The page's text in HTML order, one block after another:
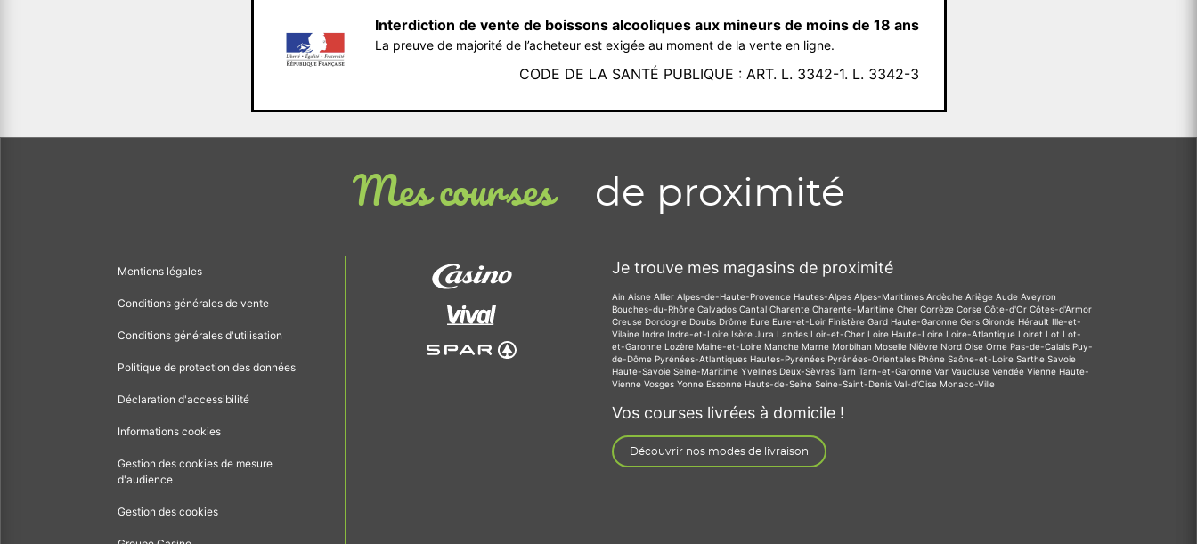
Interdiction de vente de boissons alcooliques aux mineurs de moins de 18 ans
La preuve de majorité de l’acheteur est exigée au moment de la vente en ligne.
CODE DE LA SANTÉ PUBLIQUE : ART. L. 3342-1. L. 3342-3
Mes courses de proximité
Mentions légales
Conditions générales de vente
Conditions générales d'utilisation
Politique de protection des données
Déclaration d'accessibilité
Informations cookies
Gestion des cookies de mesure
d'audience
Gestion des cookies
Je trouve mes magasins de proximité
Ain Aisne Allier Alpes-de-Haute-Provence Hautes-Alpes Alpes-Maritimes Ardèche Ariège Aude Aveyron
Bouches-du-Rhône Calvados Cantal Charente Charente-Maritime Cher Corrèze Corse Côte-d'Or Côtes-d'Armor
Creuse Dordogne Doubs Drôme Eure Eure-et-Loir Finistère Gard Haute-Garonne Gers Gironde Hérault Ille-et-
Vilaine Indre Indre-et-Loire Isère Jura Landes Loir-et-Cher Loire Haute-Loire Loire-Atlantique Loiret Lot Lot-
et-Garonne Lozère Maine-et-Loire Manche Marne Morbihan Moselle Nièvre Nord Oise Orne Pas-de-Calais Puy-
de-Dôme Pyrénées-Atlantiques Hautes-Pyrénées Pyrénées-Orientales Rhône Saône-et-Loire Sarthe Savoie
Haute-Savoie Seine-Maritime Yvelines Deux-Sèvres Tarn Tarn-et-Garonne Var Vaucluse Vendée Vienne Haute-
Vienne Vosges Yonne Essonne Hauts-de-Seine Seine-Saint-Denis Val-d'Oise Monaco-Ville
Vos courses livrées à domicile !
Découvrir nos modes de livraison